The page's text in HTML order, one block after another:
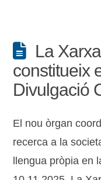
La
constitueix
Divulgació
El nou òrgan
recerca a la
llengua pròpia en